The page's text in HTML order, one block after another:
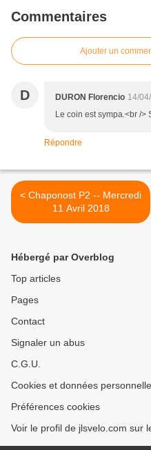
Commentaires
Ajouter un
D DURON Florencio 14/
Le coin est sympa.<br />
Répondre
< Chaponost P2 -- Mercredi
11 Avril 2018
Hébergé par Overblog
Top articles
Pages
Contact
Signaler un abus
C.G.U.
Cookies et données
Préférences cookies
Voir le profil de jlsvelo.com sur